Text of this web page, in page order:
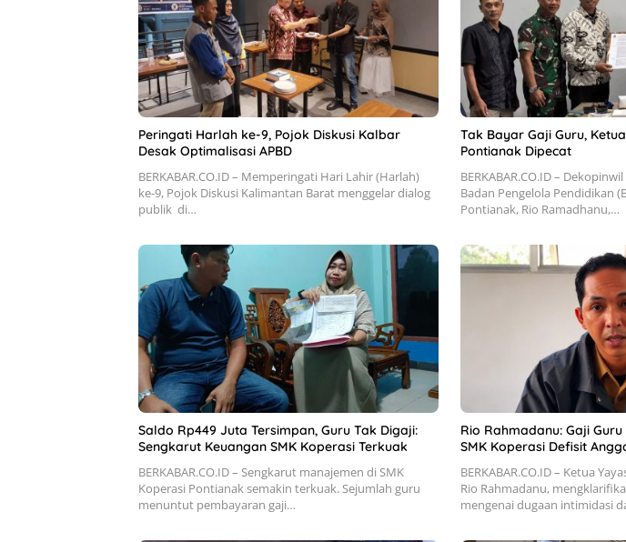
Peringati Harlah ke-9, Pojok Diskusi Kalbar
Desak Optimalisasi APBD
BERKABAR.CO.ID – Memperingati Hari Lahir (Harlah)
ke-9, Pojok Diskusi Kalimantan Barat menggelar dialog
publik di…
Tak Bayar Gaji Guru,
Pontianak Dipecat
BERKABAR.CO.ID –
Badan Pengelola Pendidikan
Pontianak, Rio Ramadhanu,…
Saldo Rp449 Juta Tersimpan, Guru Tak Digaji:
Sengkarut Keuangan SMK Koperasi Terkuak
BERKABAR.CO.ID – Sengkarut manajemen di SMK
Koperasi Pontianak semakin terkuak. Sejumlah guru
menuntut pembayaran gaji…
Rio Rahmadanu: Gaji
SMK Koperasi Defisit
BERKABAR.CO.ID – Ketua
Rio Rahmadanu,
mengenai dugaan intimidasi